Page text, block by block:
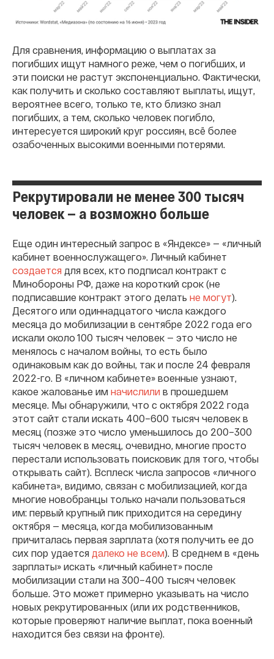
Для сравнения, информацию о выплатах за
погибших ищут намного реже, чем о погибших, и
эти поиски не растут экспоненциально. Фактически,
как получить и сколько составляют выплаты, ищут,
вероятнее всего, только те, кто близко знал
погибших, а тем, сколько человек погибло,
интересуется широкий круг россиян, всё более
озабоченных высокими военными потерями.
Рекрутировали не менее 300 тысяч
человек — а возможно больше
Еще один интересный запрос в «Яндексе» — «личный
кабинет военнослужащего». Личный кабинет
создается для всех, кто подписал контракт с
Минобороны РФ, даже на короткий срок (не
подписавшие контракт этого делать не могут).
Десятого или одиннадцатого числа каждого
месяца до мобилизации в сентябре 2022 года его
искали около 100 тысяч человек — это число не
менялось с началом войны, то есть было
одинаковым как до войны, так и после 24 февраля
2022-го. В «личном кабинете» военные узнают,
какое жалованье им начислили в прошедшем
месяце. Мы обнаружили, что с октября 2022 года
этот сайт стали искать 400–600 тысяч человек в
месяц (позже это число уменьшилось до 200–300
тысяч человек в месяц, очевидно, многие просто
перестали использовать поисковик для того, чтобы
открывать сайт). Всплеск числа запросов «личного
кабинета», видимо, связан с мобилизацией, когда
многие новобранцы только начали пользоваться
им: первый крупный пик приходится на середину
октября — месяца, когда мобилизованным
причиталась первая зарплата (хотя получить ее до
сих пор удается далеко не всем). В среднем в «день
зарплаты» искать «личный кабинет» после
мобилизации стали на 300–400 тысяч человек
больше. Это может примерно указывать на число
новых рекрутированных (или их родственников,
которые проверяют наличие выплат, пока военный
находится без связи на фронте).